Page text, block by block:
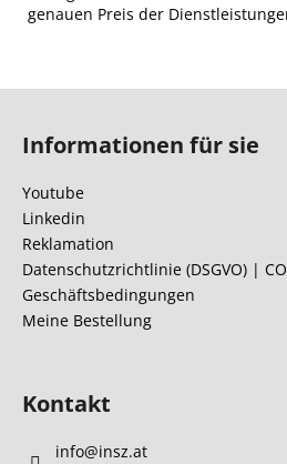
genauen Preis der
Informationen für sie
Youtube
Linkedin
Reklamation
Datenschutzrichtlinie (DSGVO) |
Geschäftsbedingungen
Meine Bestellung
Kontakt
info@insz.at